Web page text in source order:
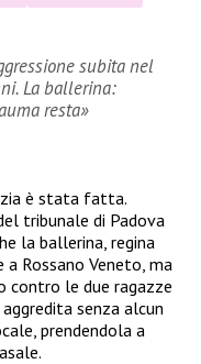
subita nel
La ballerina:
resta»
è stata fatta.
tribunale di Padova
la ballerina, regina
a Rossano Veneto, ma
contro le due ragazze
senza alcun
prendendola a